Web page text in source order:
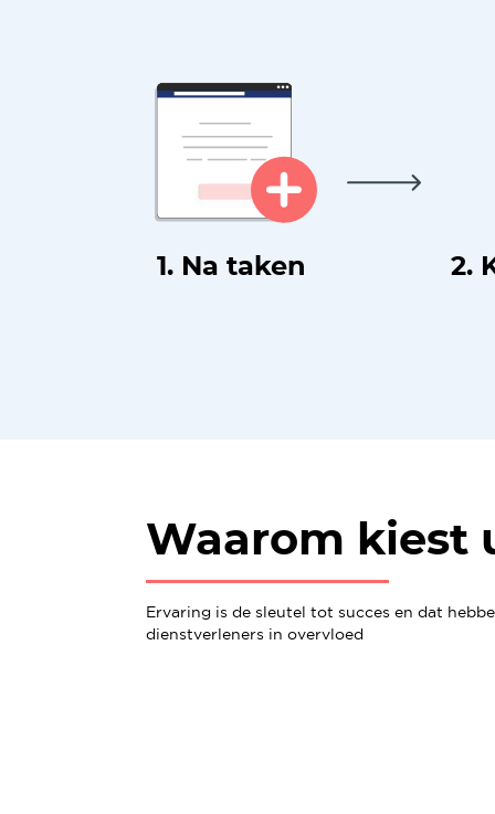
1. Na taken 2.
Waarom kiest
Ervaring is de sleutel tot succes en dat
dienstverleners in overvloed